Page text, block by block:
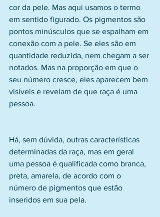
cor da pele. Mas aqui usamos o termo
em sentido figurado. Os pigmentos são
pontos minúsculos que se espalham em
conexão com a pele. Se eles são em
quantidade reduzida, nem chegam a ser
notados. Mas na proporção em que o
seu número cresce, eles aparecem bem
visíveis e revelam de que raça é uma
pessoa.
Há, sem dúvida, outras características
determinadas da raça, mas em geral
uma pessoa é qualificada como branca,
preta, amarela, de acordo com o
número de pigmentos que estão
inseridos em sua pela.